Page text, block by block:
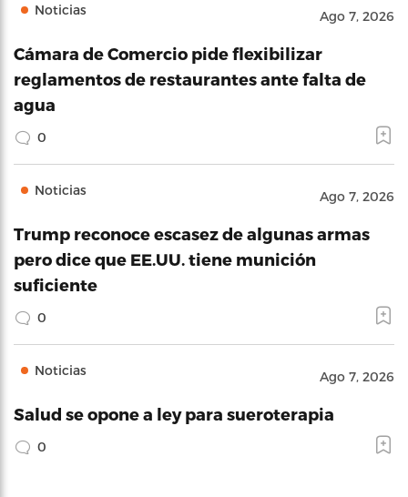
Noticias Ago 7, 2026
Cámara de Comercio pide flexibilizar
reglamentos de restaurantes ante falta de
agua
0
Noticias Ago 7, 2026
Trump reconoce escasez de algunas armas
pero dice que EE.UU. tiene munición
suficiente
0
Noticias Ago 7, 2026
Salud se opone a ley para sueroterapia
0